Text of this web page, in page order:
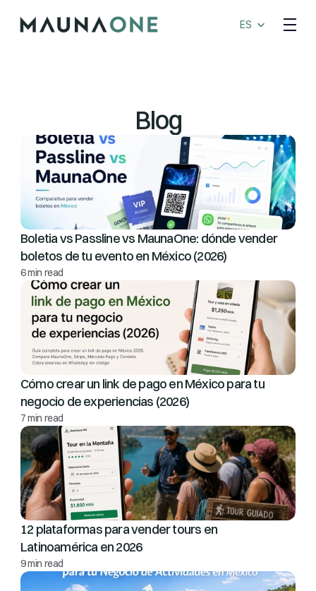
ES
Blog
Boletia vs Passline vs MaunaOne: dónde vender
boletos de tu evento en México (2026)
6 min read
Cómo crear un link de pago en México para tu
negocio de experiencias (2026)
7 min read
12 plataformas para vender tours en
Latinoamérica en 2026
9 min read